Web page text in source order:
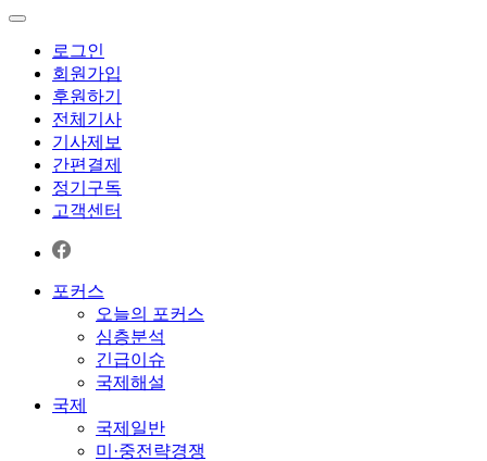
로그인
회원가입
후원하기
전체기사
기사제보
간편결제
정기구독
고객센터
포커스
오늘의 포커스
심층분석
긴급이슈
국제해설
국제
국제일반
미·중전략경쟁